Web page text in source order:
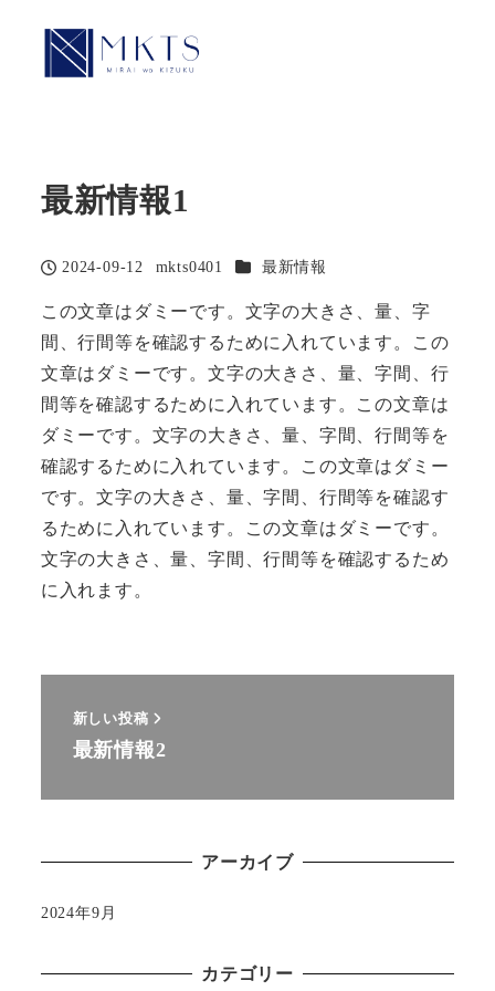
最新情報1
投稿日
2024-09-12
者
mkts0401 カテゴリー
最新情報
この文章はダミーです。文字の大きさ、量、字
間、行間等を確認するために入れています。この
文章はダミーです。文字の大きさ、量、字間、行
間等を確認するために入れています。この文章は
ダミーです。文字の大きさ、量、字間、行間等を
確認するために入れています。この文章はダミー
です。文字の大きさ、量、字間、行間等を確認す
るために入れています。この文章はダミーです。
文字の大きさ、量、字間、行間等を確認するため
に入れます。
新しい投稿
最新情報2
アーカイブ
2024年9月
カテゴリー